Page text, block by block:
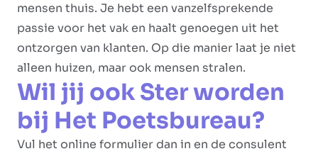
mensen thuis. Je hebt een vanzelfsprekende
passie voor het vak en haalt genoegen uit het
ontzorgen van klanten. Op die manier laat je niet
alleen huizen, maar ook mensen stralen.
Wil jij ook Ster worden
bij Het Poetsbureau?
Vul het online formulier dan in en de consulent